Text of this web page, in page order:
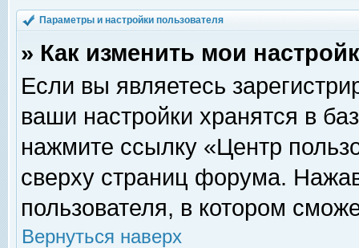
Параметры и настройки пользователя
» Как изменить мои
Если вы являетесь
ваши настройки хранятся в
нажмите ссылку «Центр
сверху страниц форума.
пользователя, в котором
Вернуться наверх